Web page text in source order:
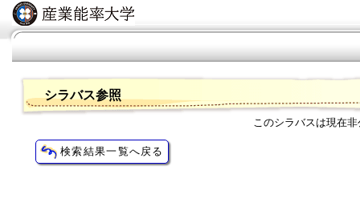
シラバス参照
このシラバスは現在